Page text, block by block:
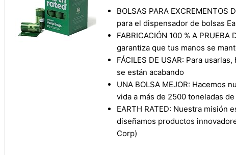
BOLSAS PARA
para el dispensador de bolsas
FABRICACIÓN 100 % A
garantiza que tus manos se
FÁCILES DE USAR: Para
se están acabando
UNA BOLSA MEJOR:
vida a más de 2500 toneladas
EARTH RATED: Nuestra misión
diseñamos productos
Corp)